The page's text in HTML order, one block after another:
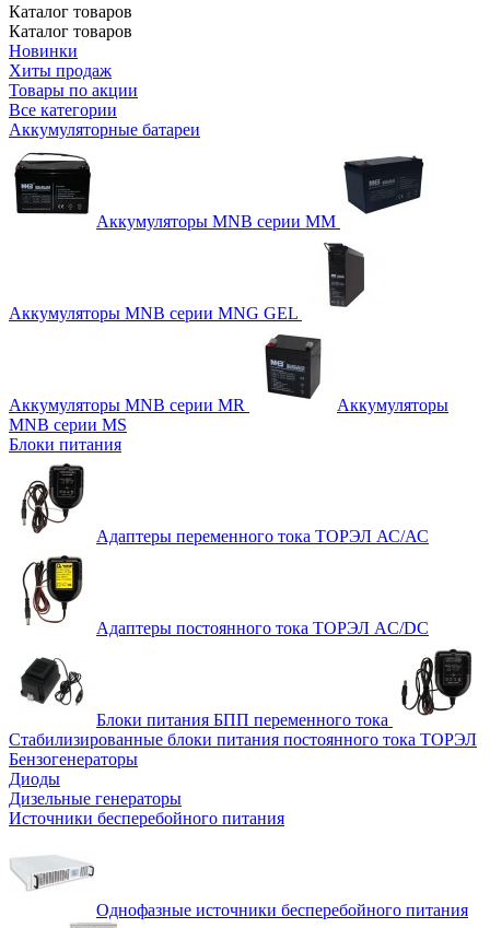
Каталог товаров
Каталог товаров
Новинки
Хиты продаж
Товары по акции
Все категории
Аккумуляторные батареи
Аккумуляторы MNB серии MM
Аккумуляторы MNB серии MNG GEL
Аккумуляторы MNB серии MR
Аккумуляторы
MNB серии MS
Блоки питания
Адаптеры переменного тока ТОРЭЛ АС/АС
Адаптеры постоянного тока ТОРЭЛ AC/DC
Блоки питания БПП переменного тока
Стабилизированные блоки питания постоянного тока ТОРЭЛ
Бензогенераторы
Диоды
Дизельные генераторы
Источники бесперебойного питания
Однофазные источники бесперебойного питания